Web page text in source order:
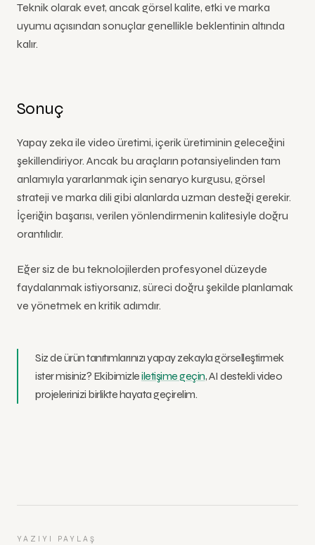
Teknik olarak evet, ancak görsel kalite, etki ve marka
uyumu açısından sonuçlar genellikle beklentinin altında
kalır.
Sonuç
Yapay zeka ile video üretimi, içerik üretiminin geleceğini
şekillendiriyor. Ancak bu araçların potansiyelinden tam
anlamıyla yararlanmak için senaryo kurgusu, görsel
strateji ve marka dili gibi alanlarda uzman desteği gerekir.
İçeriğin başarısı, verilen yönlendirmenin kalitesiyle doğru
orantılıdır.
Eğer siz de bu teknolojilerden profesyonel düzeyde
faydalanmak istiyorsanız, süreci doğru şekilde planlamak
ve yönetmek en kritik adımdır.
Siz de ürün tanıtımlarınızı yapay zekayla görselleştirmek
ister misiniz? Ekibimizleiletişime geçin, AI destekli video
projelerinizi birlikte hayata geçirelim.
YAZIYI PAYLAŞ